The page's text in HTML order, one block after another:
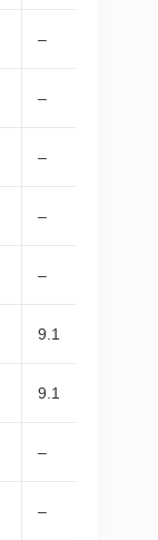
–
–
–
–
–
9.1
9.1
–
–